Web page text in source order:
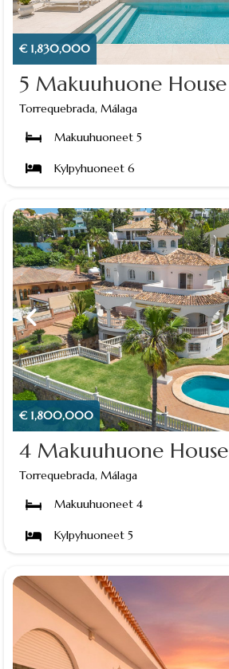
€ 1,830,000
5 Makuuhuone House
Torrequebrada, Málaga
Makuuhuoneet 5
Kylpyhuoneet 6
€ 1,800,000
4 Makuuhuone House
Torrequebrada, Málaga
Makuuhuoneet 4
Kylpyhuoneet 5